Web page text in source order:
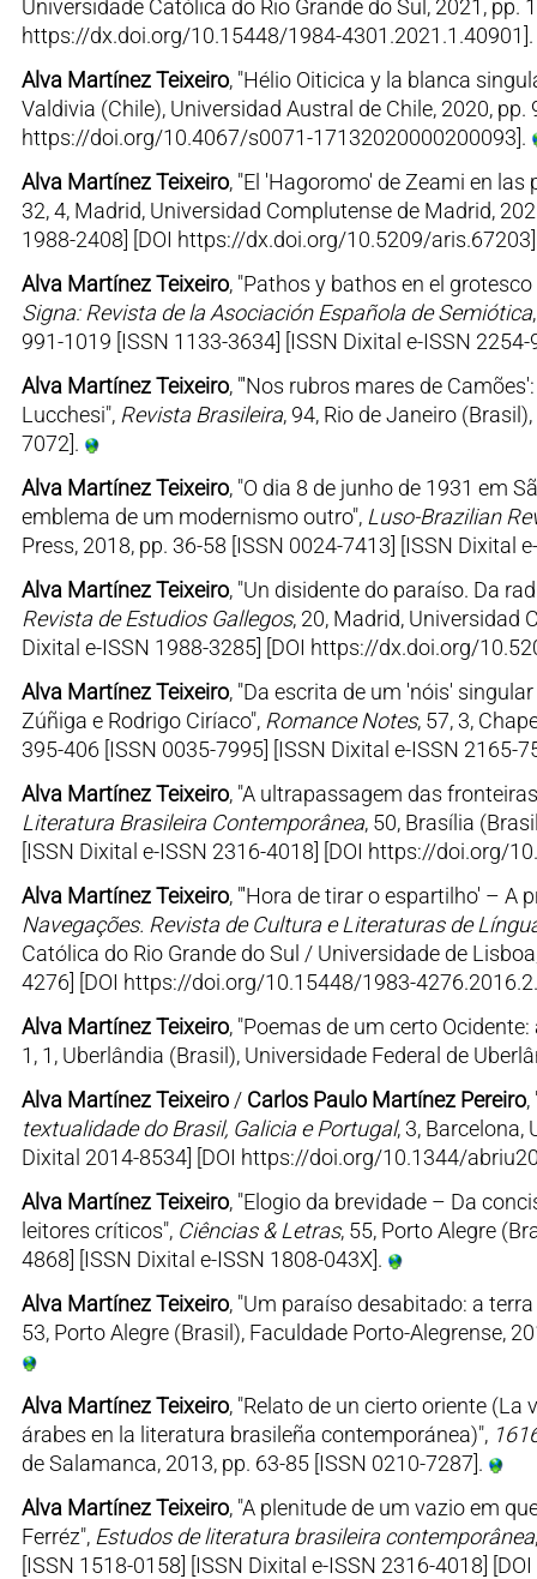
Universidade Católica do Rio Grande do Sul, 2021, pp.
https://dx.doi.org/10.15448/1984-4301.2021.1.40901].
Alva Martínez Teixeiro, "Hélio Oiticica y la blanca
Valdivia (Chile), Universidad Austral de Chile, 2020,
https://doi.org/10.4067/s0071-17132020000200093].
Alva Martínez Teixeiro, "El 'Hagoromo' de Zeami en
32, 4, Madrid, Universidad Complutense de Madrid,
1988-2408] [DOI https://dx.doi.org/10.5209/
Alva Martínez Teixeiro, "Pathos y bathos en el
Signa: Revista de la Asociación Española de Semiótica
991-1019 [ISSN 1133-3634] [ISSN Dixital e-ISSN
Alva Martínez Teixeiro, "'Nos rubros mares de
Lucchesi", Revista Brasileira, 94, Rio de Janeiro
7072].
Alva Martínez Teixeiro, "O dia 8 de junho de 1931 em
emblema de um modernismo outro", Luso-Brazilian
Press, 2018, pp. 36-58 [ISSN 0024-7413] [ISSN
Alva Martínez Teixeiro, "Un disidente do paraíso. Da
Revista de Estudios Gallegos, 20, Madrid, Universidad
Dixital e-ISSN 1988-3285] [DOI https://dx.doi.org/
Alva Martínez Teixeiro, "Da escrita de um 'nóis'
Zúñiga e Rodrigo Ciríaco", Romance Notes, 57, 3,
395-406 [ISSN 0035-7995] [ISSN Dixital e-ISSN
Alva Martínez Teixeiro, "A ultrapassagem das
Literatura Brasileira Contemporânea, 50, Brasília
[ISSN Dixital e-ISSN 2316-4018] [DOI https://doi.org/
Alva Martínez Teixeiro, "'Hora de tirar o espartilho' – A
Navegações. Revista de Cultura e Literaturas de
Católica do Rio Grande do Sul / Universidade de
4276] [DOI https://doi.org/10.15448/1983-
Alva Martínez Teixeiro, "Poemas de um certo
1, 1, Uberlândia (Brasil), Universidade Federal de
Alva Martínez Teixeiro/ Carlos Paulo Martínez Pereiro,
textualidade do Brasil, Galicia e Portugal, 3, Barcelona,
Dixital 2014-8534] [DOI https://doi.org/10.1344/
Alva Martínez Teixeiro, "Elogio da brevidade – Da
leitores críticos", Ciências & Letras, 55, Porto Alegre
4868] [ISSN Dixital e-ISSN 1808-043X].
Alva Martínez Teixeiro, "Um paraíso desabitado: a
53, Porto Alegre (Brasil), Faculdade Porto-Alegrense,
Alva Martínez Teixeiro, "Relato de un cierto oriente
árabes en la literatura brasileña contemporánea)",
de Salamanca, 2013, pp. 63-85 [ISSN 0210-7287].
Alva Martínez Teixeiro, "A plenitude de um vazio em
Ferréz", Estudos de literatura brasileira contemporânea
[ISSN 1518-0158] [ISSN Dixital e-ISSN 2316-4018]